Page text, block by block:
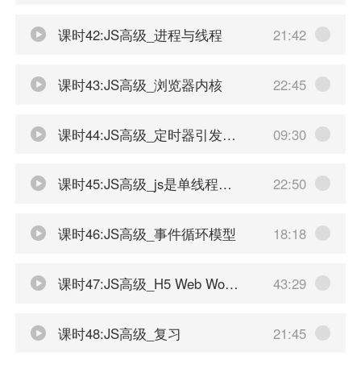
课时42:JS高级_进程与线程 21:42
课时43:JS高级_浏览器内核 22:45
课时44:JS高级_定时器引发的思考 09:30
课时45:JS高级_js是单线程执行的 22:50
课时46:JS高级_事件循环模型 18:18
课时47:JS高级_H5 Web Workers多线程 43:29
课时48:JS高级_复习 21:45